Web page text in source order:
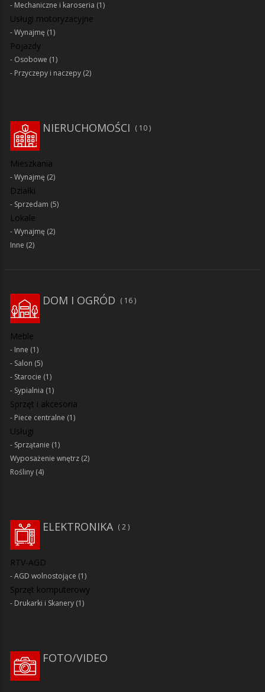
Mechaniczne i karoseria (1)
Usługi motoryzacyjne
Wynajmę (1)
Pojazdy
Osobowe (1)
Przyczepy i naczepy (2)
NIERUCHOMOŚCI 10
Mieszkania
Wynajmę (2)
Działki
Sprzedam (5)
Lokale
Wynajmę (2)
Inne (2)
DOM I OGRÓD 16
Meble
Inne (1)
Salon (5)
Starocie (1)
Sypialnia (1)
Sprzęt i akcesoria
Piece centralne (1)
Usługi
Sprzątanie (1)
Wyposażenie wnętrz (2)
Rośliny (4)
2
ELEKTRONIKA
RTV-AGD
AGD wolnostojące (1)
Sprzęt komputerowy
Drukarki i Skanery (1)
FOTO/VIDEO